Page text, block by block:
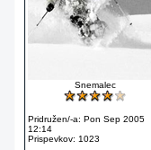
Snemalec
Pridružen/-a: Pon Sep 2005
12:14
Prispevkov: 1023